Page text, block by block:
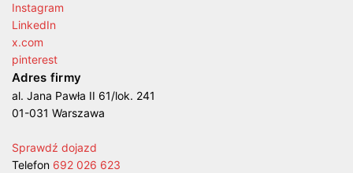
Instagram
LinkedIn
x.com
pinterest
Adres firmy
al. Jana Pawła II 61/lok. 241
01-031 Warszawa
Sprawdź dojazd
Telefon 692 026 623